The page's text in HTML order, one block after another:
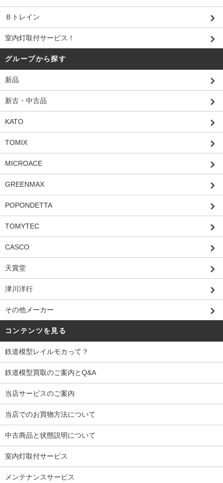
Ｂトレイン
室内灯取付サービス！
グループから探す
新品
新古・中古品
KATO
TOMIX
MICROACE
GREENMAX
POPONDETTA
TOMYTEC
CASCO
天賞堂
津川洋行
その他メーカー
コンテンツを見る
鉄道模型レイルモカって？
鉄道模型買取のご案内とQ&A
当店サービスのご案内
当店でのお買物方法について
中古商品と状態説明について
室内灯取付サービス
メンテナンスサービス